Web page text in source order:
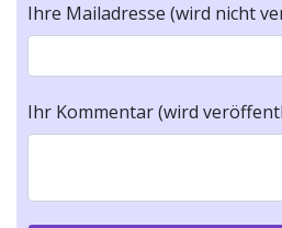
Ihre Mailadresse (wird nicht
Ihr Kommentar (wird